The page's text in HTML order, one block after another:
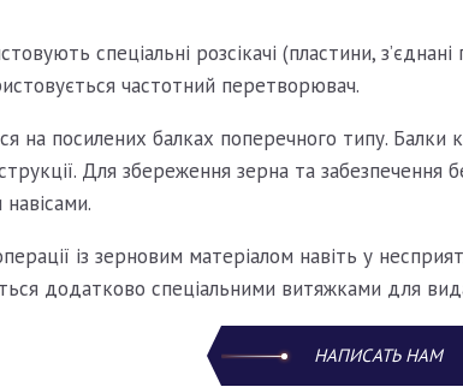
спеціальні розсікачі (пластини,
частотний перетворювач.
на посилених балках поперечного типу.
Для збереження зерна та
із зерновим матеріалом навіть у
додатково спеціальними витяжками для
НАПИСАТЬ НАМ